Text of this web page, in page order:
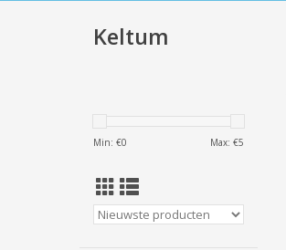
Keltum
Min: €0 Max: €5